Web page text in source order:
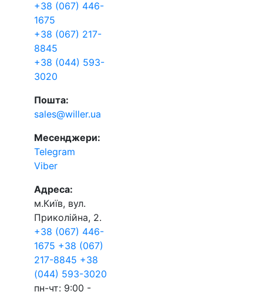
+38 (067) 446-
1675
+38 (067) 217-
8845
+38 (044) 593-
3020
Пошта:
sales@willer.ua
Месенджери:
Telegram
Viber
Адреса:
м.Київ, вул.
Приколійна, 2.
+38 (067) 446-
1675 +38 (067)
217-8845 +38
(044) 593-3020
пн-чт: 9:00 -